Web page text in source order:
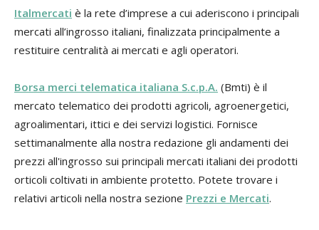
Italmercati è la rete d’imprese a cui aderiscono i principali
mercati all’ingrosso italiani, finalizzata principalmente a
restituire centralità ai mercati e agli operatori.
Borsa merci telematica italiana S.c.p.A. (Bmti) è il
mercato telematico dei prodotti agricoli, agroenergetici,
agroalimentari, ittici e dei servizi logistici. Fornisce
settimanalmente alla nostra redazione gli andamenti dei
prezzi all'ingrosso sui principali mercati italiani dei prodotti
orticoli coltivati in ambiente protetto. Potete trovare i
relativi articoli nella nostra sezione Prezzi e Mercati.